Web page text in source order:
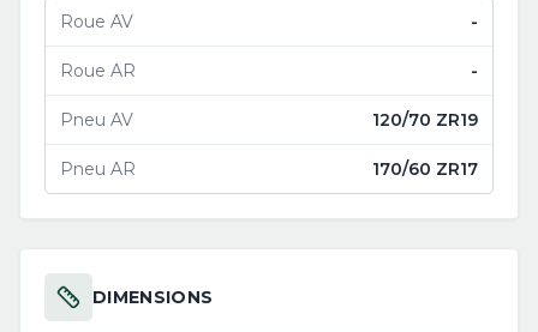
Roue AV -
Roue AR -
Pneu AV 120/70 ZR19
Pneu AR 170/60 ZR17
DIMENSIONS